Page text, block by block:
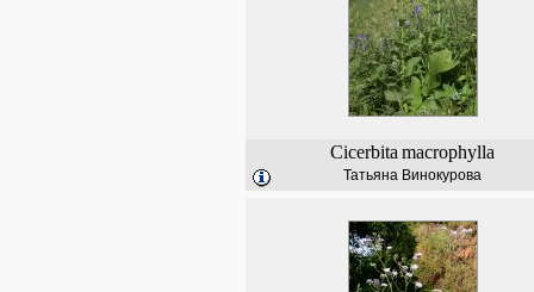
Cicerbita macrophylla
Татьяна Винокурова